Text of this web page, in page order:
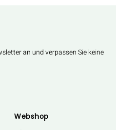
an und verpassen Sie keine
Webshop